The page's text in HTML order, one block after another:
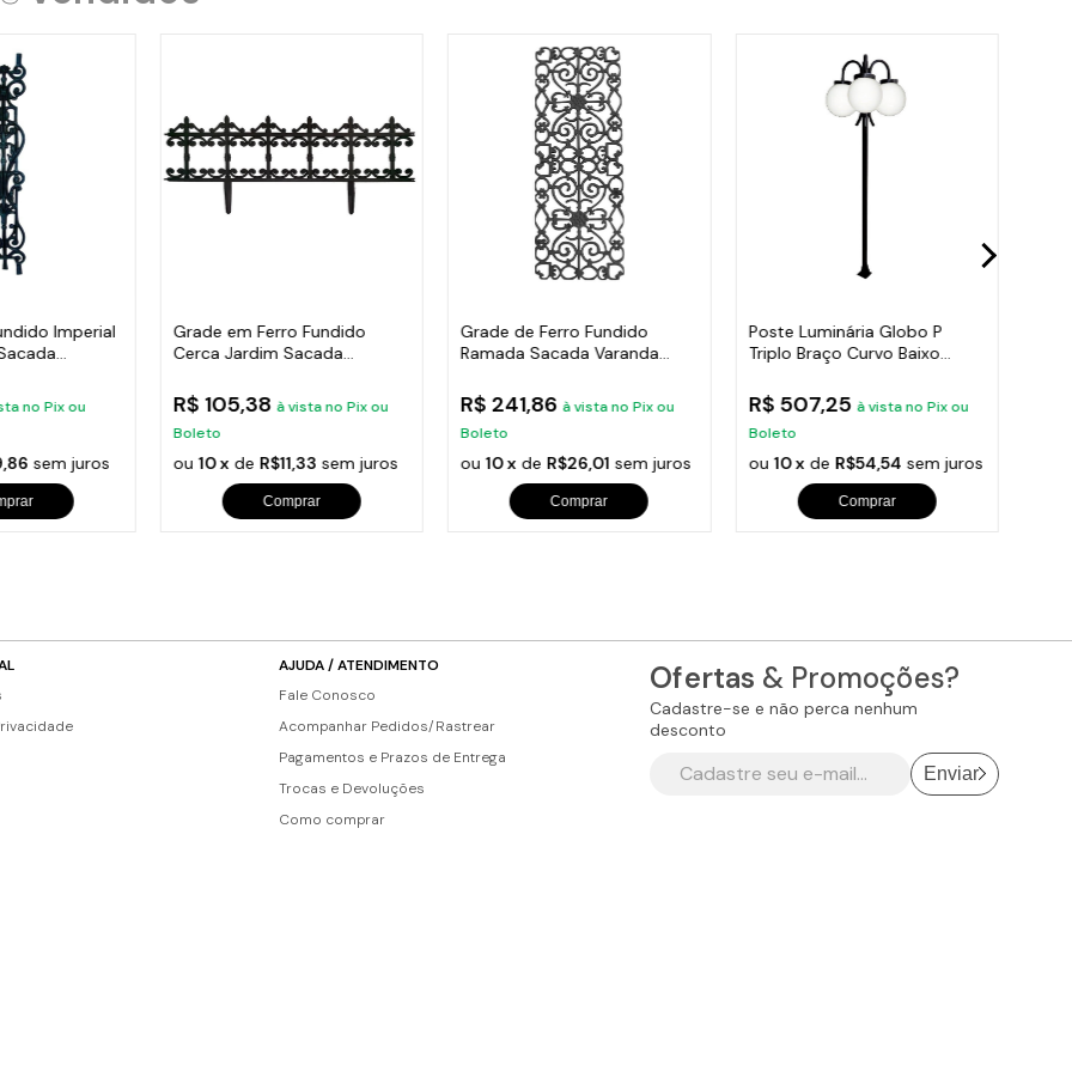
Imperial
no Pix ou
sem juros
Grade em Ferro Fundido
Cerca Jardim Sacada
R$ 105,38 à vista no Pix ou
Boleto
ou10 x de R$11,33 sem juros
Comprar
Grade de Ferro Fundido
Ramada Sacada Varanda
R$ 241,86 à vista no Pix ou
Boleto
ou10 x de R$26,01 sem juros
Comprar
Poste Luminária Globo P
Triplo Braço Curvo Baixo
R$ 507,25 à vista no Pix ou
Boleto
ou10 x de R$54,54 sem juros
Comprar
AJUDA / ATENDIMENTO
Fale Conosco
Acompanhar Pedidos/Rastrear
Pagamentos e Prazos de Entrega
Trocas e Devoluções
Como comprar
Ofertas & Promoções?
Cadastre-se e não perca nenhum
desconto
Enviar